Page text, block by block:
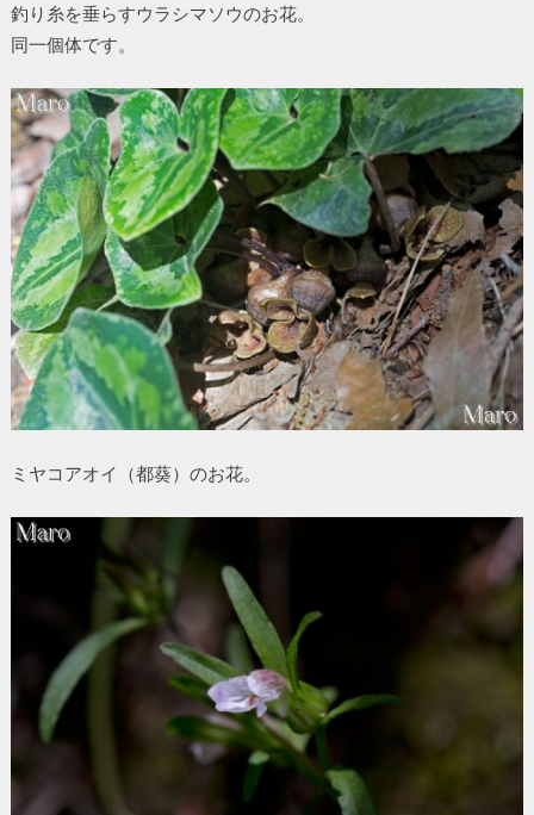
釣り糸を垂らすウラシマソウのお花。
同一個体です。
ミヤコアオイ（都葵）のお花。